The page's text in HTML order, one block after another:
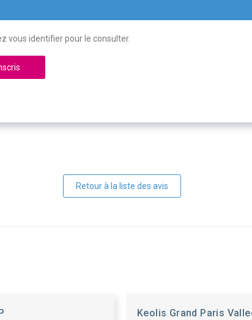
vous identifier pour le consulter.
Retour à la liste des avis
Keolis Grand Paris